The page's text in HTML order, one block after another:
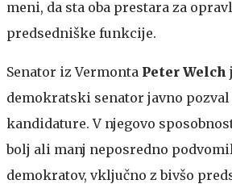
meni, da sta oba prestara za
predsedniške funkcije.
Senator iz Vermonta Peter Welch
demokratski senator javno
kandidature. V njegovo
bolj ali manj neposredno
demokratov, vključno z bivšo